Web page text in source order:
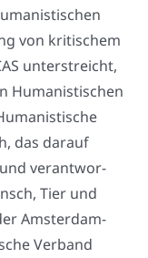
von kri­ti­schem
unter­streicht,
Huma­nis­ti­schen
das dar­auf
ver­ant­wor­
Tier und
Ams­ter­dam-
Ver­band